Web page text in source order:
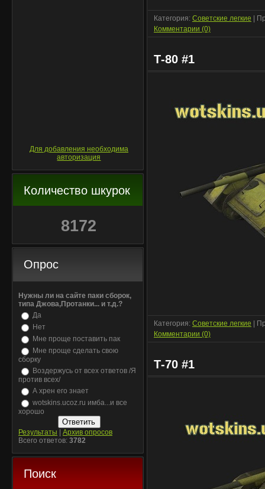
Для добавления необходима
авторизация
Количество шкурок
8172
Опрос
Нужны ли на сайте паки сборок,
типа Джова,Протанки... и т.д.?
Да
Нет
Мне проще поставить пак
Мне проще сделать свою
сборку
Воздержусь от всех ответов /Я
против всех/
А хрен его знает
wotskins.ucoz.ru имба...и все
хорошо
Результаты
Архив опросов
Всего ответов: 3782
Поиск
Категория: Советские легкие |
Комментарии (0)
Т-80 #1
Категория: Советские легкие |
Комментарии (0)
Т-70 #1